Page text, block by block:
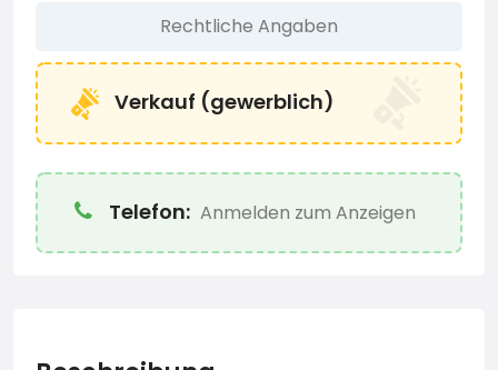
Rechtliche Angaben
Verkauf (gewerblich)
Telefon: Anmelden zum Anzeigen